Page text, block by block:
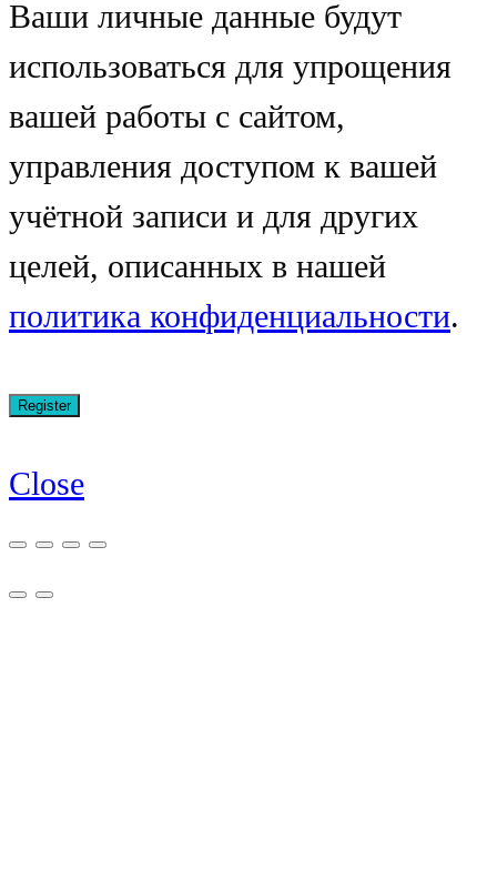
Ваши личные данные будут
использоваться для упрощения
вашей работы с сайтом,
управления доступом к вашей
учётной записи и для других
целей, описанных в нашей
политика конфиденциальности.
Close